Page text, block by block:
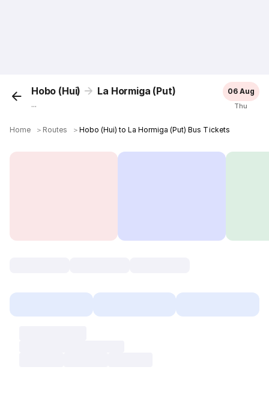
Hobo (Hui) La Hormiga (Put)
...
06 Aug
Thu
Home ＞ Routes ＞Hobo (Hui) to La Hormiga (Put) Bus Tickets